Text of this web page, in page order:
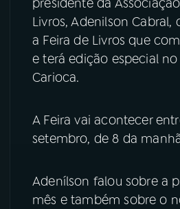
PODCASTS
06VIDEOCASTS
ACOMPANHE A RÁDIO MEC
presidente da
Livros, Adenilson Cabral,
a Feira de Livros que
e terá edição especial
Carioca.
A Feira vai acontecer
setembro, de 8 da
Adenílson falou sobre a
mês e também sobre o